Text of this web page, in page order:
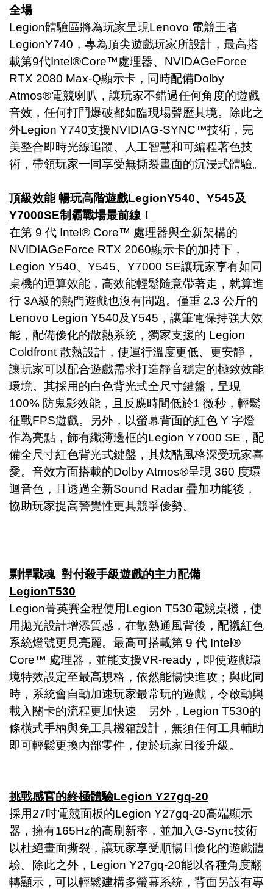
全場
Legion體驗區將為玩家呈現Lenovo 電競王者
LegionY740，專為頂尖遊戲玩家所設計，最高搭
載第9代Intel®Core™處理器、NVIDAGeForce
RTX 2080 Max-Q顯示卡，同時配備Dolby
Atmos®電競喇叭，讓玩家不錯過任何角度的遊戲
音效，任何打鬥爆破都如臨現場聲歷其境。除此之
外Legion Y740支援NVIDIAG-SYNC™技術，完
美整合即時光線追蹤、人工智慧和可編程著色技
術，帶領玩家一同享受無撕裂畫面的沉浸式體驗。
頂級效能 暢玩高階遊戲LegionY540、 Y545及
Y7000SE制霸戰場最前線 ！
在第 9 代 Intel® Core™ 處理器與全新架構的
NVIDIAGeForce RTX 2060顯示卡的加持下，
Legion Y540、Y545、Y7000 SE讓玩家享有如同
桌機的運算效能，高效能輕鬆隨意帶著走，就算進
行 3A級的熱門遊戲也沒有問題。僅重 2.3 公斤的
Lenovo Legion Y540及Y545，讓筆電保持強大效
能，配備優化的散熱系統，獨家支援的 Legion
Coldfront 散熱設計，使運行溫度更低、更安靜，
讓玩家可以配合遊戲需求打造靜音穩定的極致效能
環境。其採用的白色背光式全尺寸鍵盤，呈現
100% 防鬼影效能，且反應時間低於1 微秒，輕鬆
征戰FPS遊戲。另外，以螢幕背面的紅色 Y 字燈
作為亮點，飾有纖薄邊框的Legion Y7000 SE，配
備全尺寸紅色背光式鍵盤，其炫酷風格深受玩家喜
愛。音效方面搭載的Dolby Atmos®呈現 360 度環
迴音色，且透過全新Sound Radar 疊加功能後，
協助玩家提高警覺性更具競爭優勢。
剽悍戰魂 對付殺手級遊戲的主力配備
LegionT530
Legion菁英賽全程使用Legion T530電競桌機，使
用拋光設計增添質感，在散熱通風背後，配襯紅色
系統燈號更見亮麗。最高可搭載第 9 代 Intel®
Core™ 處理器，並能支援VR-ready，即使遊戲環
境特效設定至最高規格，依然能暢快進攻；與此同
時，系統會自動加速玩家最常玩的遊戲，令啟動與
載入關卡的流程更加快速。另外，Legion T530的
條橫式手柄與免工具機箱設計，無須任何工具輔助
即可輕鬆更換內部零件，便於玩家日後升級。
挑戰感官的終極體驗Legion Y27gq-20
採用27吋電競面板的Legion Y27gq-20高端顯示
器，擁有165Hz的高刷新率，並加入G-Sync技術
以杜絕畫面撕裂，讓玩家享受順暢且優化的遊戲體
驗。除此之外，Legion Y27gq-20能以各種角度翻
轉顯示，可以輕鬆建構多螢幕系統，背面另設有專